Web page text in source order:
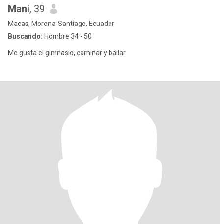
Mani, 39
Macas, Morona-Santiago, Ecuador
Buscando: Hombre 34 - 50
Me.gusta el gimnasio, caminar y bailar